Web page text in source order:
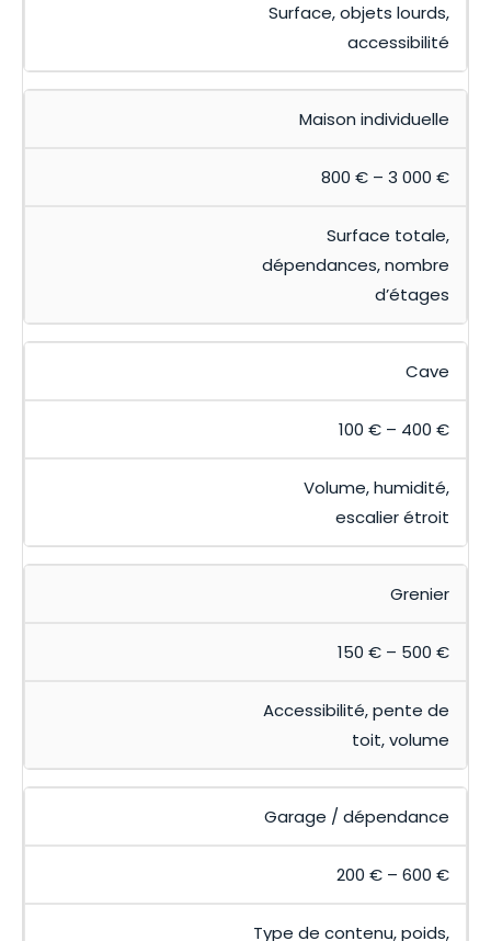
Surface, objets lourds,
accessibilité
Maison individuelle
800 € – 3 000 €
Surface totale,
dépendances, nombre
d’étages
Cave
100 € – 400 €
Volume, humidité,
escalier étroit
Grenier
150 € – 500 €
Accessibilité, pente de
toit, volume
Garage / dépendance
200 € – 600 €
Type de contenu, poids,